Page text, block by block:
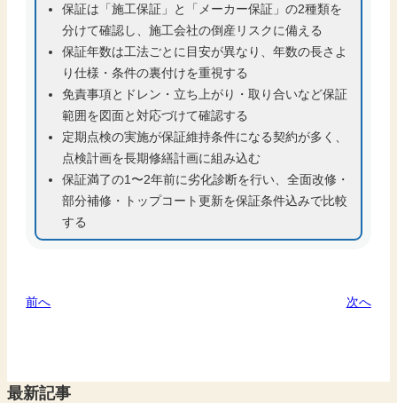
保証は「施工保証」と「メーカー保証」の2種類を
分けて確認し、施工会社の倒産リスクに備える
保証年数は工法ごとに目安が異なり、年数の長さよ
り仕様・条件の裏付けを重視する
免責事項とドレン・立ち上がり・取り合いなど保証
範囲を図面と対応づけて確認する
定期点検の実施が保証維持条件になる契約が多く、
点検計画を長期修繕計画に組み込む
保証満了の1〜2年前に劣化診断を行い、全面改修・
部分補修・トップコート更新を保証条件込みで比較
する
前へ 次へ
最新記事